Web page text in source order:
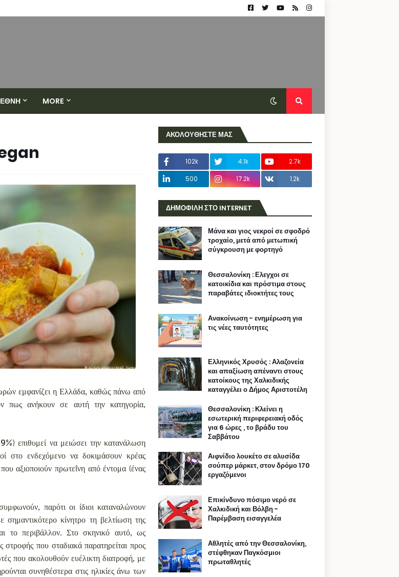
MORE
εμφανίζει η Ελλάδα, καθώς πάνω από
πως ανήκουν σε αυτή την κατηγορία,
επιθυμεί να μειώσει την κατανάλωση
στο ενδεχόμενο να δοκιμάσουν κρέας
αξιοποιούν πρωτεΐνη από έντομα (ένας
παρότι οι ίδιοι καταναλώνουν
σημαντικότερο κίνητρο τη βελτίωση της
το περιβάλλον. Στο σκηνικό αυτό, ως
που σταδιακά παρατηρείται προς
που ακολουθούν ευέλικτη διατροφή, με
συνηθέστερα στις ηλικίες άνω των
ΑΚΟΛΟΥΘΗΣΤΕ ΜΑΣ
102k 4.1k
2.7k
500
17.2k 1.2k
ΔΗΜΟΦΙΛΗ ΣΤΟ INTERNET
Μάνα και γιος νεκροί σε σφοδρό
τροχαίο, μετά από μετωπική
σύγκρουση με φορτηγό
Θεσσαλονίκη : Ελεγχοι σε
κατοικίδια και πρόστιμα στους
παραβάτες ιδιοκτήτες τους
Ανακοίνωση - ενημέρωση για
τις νέες ταυτότητες
Ελληνικός Χρυσός : Αλαζονεία
και απαξίωση απέναντι στους
κατοίκους της Χαλκιδικής
καταγγέλει ο Δήμος Αριστοτέλη
Θεσσαλονίκη : Κλείνει η
εσωτερική περιφερειακή οδός
για 6 ώρες , το βράδυ του
Σαββάτου
Αιφνίδιο λουκέτο σε αλυσίδα
σούπερ μάρκετ, στον δρόμο 170
εργαζόμενοι
Επικίνδυνο πόσιμο νερό σε
Χαλκιδική και Βόλβη -
Παρέμβαση εισαγγελέα
Αθλητές από την Θεσσαλονίκη,
στέφθηκαν Παγκόσμιοι
πρωταθλητές